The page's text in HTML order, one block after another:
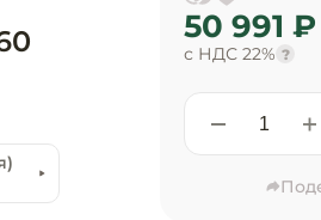
50 991 ₽
с НДС 22% ?